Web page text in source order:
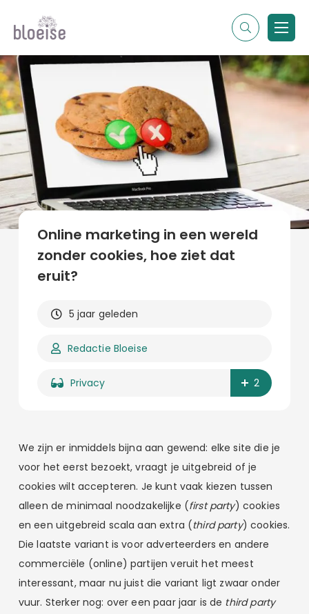
Contentmarketing
Online marketing
Branches
Marketing
Alle soorten artikelen
Alle topics
Online marketing in een wereld
zonder cookies, hoe ziet dat
eruit?
5 jaar geleden
Redactie Bloeise
Privacy 2
We zijn er inmiddels bijna aan gewend: elke site die je
voor het eerst bezoekt, vraagt je uitgebreid of je
cookies wilt accepteren. Je kunt vaak kiezen tussen
alleen de minimaal noodzakelijke (first party) cookies
en een uitgebreid scala aan extra (third party) cookies.
Die laatste variant is voor adverteerders en andere
commerciële (online) partijen veruit het meest
interessant, maar nu juist die variant ligt zwaar onder
vuur. Sterker nog: over een paar jaar is de third party